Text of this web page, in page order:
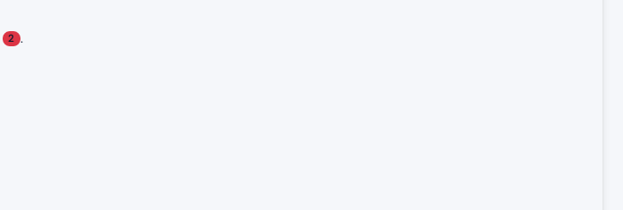
2 .